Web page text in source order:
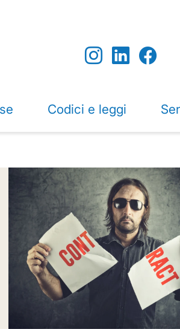
Codici e leggi